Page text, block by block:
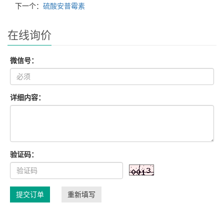
下一个： 硫酸安普霉素
在线询价
微信号：
详细内容：
验证码：
提交订单 重新填写